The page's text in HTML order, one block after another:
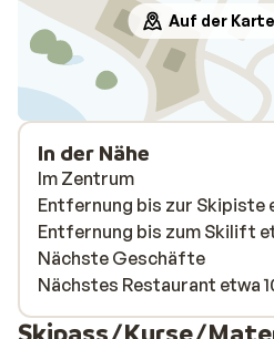
Auf der
In der Nähe
Im Zentrum
Entfernung bis zur Skipiste
Entfernung bis zum Skilift
Nächste Geschäfte
Nächstes Restaurant etwa